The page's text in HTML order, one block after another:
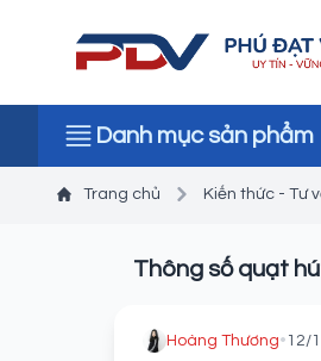
Danh mục sản phẩm
Trang chủ Kiến thức - Tư
Thông số quạt
Hoàng Thương• 12/